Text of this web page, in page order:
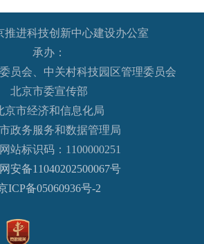
城乡建设部 交通运输部 水利部
文化和旅游部
退役军人事务部
国家语言文字工作委员会
家航天局 国家原子能机构
安全局
管理委员会
市场监督管理总局
国家医疗保障局
推进科技创新中心建设办公室
承办：
员会、中关村科技园区管理委员会
北京市委宣传部
京市经济和信息化局
政务服务和数据管理局
站标识码：1100000251
安备11040202500067号
ICP备05060936号-2